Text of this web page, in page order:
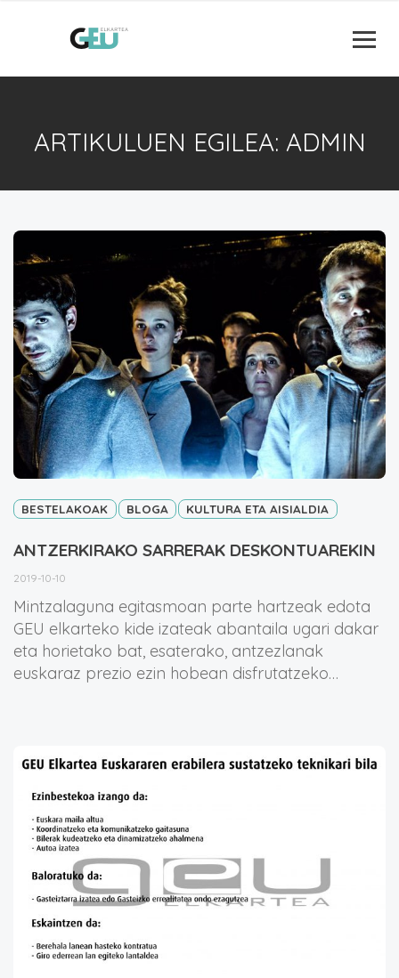
ARTIKULUEN EGILEA: ADMIN
BESTELAKOAK BLOGA KULTURA ETA AISIALDIA
ANTZERKIRAKO SARRERAK DESKONTUAREKIN
2019-10-10
Mintzalaguna egitasmoan parte hartzeak edota
GEU elkarteko kide izateak abantaila ugari dakar
eta horietako bat, esaterako, antzezlanak
euskaraz prezio ezin hobean disfrutatzeko…